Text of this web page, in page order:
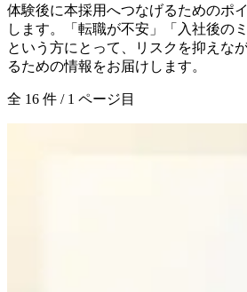
体験後に本採用へつなげるためのポ
します。「転職が不安」「入社後の
という方にとって、リスクを抑えな
るための情報をお届けします。
全 16 件 / 1 ページ目